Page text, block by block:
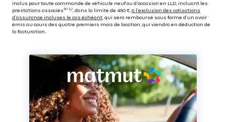
inclus pour toute commande de véhicule neuf ou d’occasion en LLD, incluant les
prestations associés⁽³⁾ ⁽⁵⁾, dans la limite de 450 €, à l’exclusion des cotisations
d’assurance incluses le cas échéant, qui sera remboursé sous forme d’un avoir
émis au cours des quatre premiers mois de location, qui viendra en déduction de
la facturation.